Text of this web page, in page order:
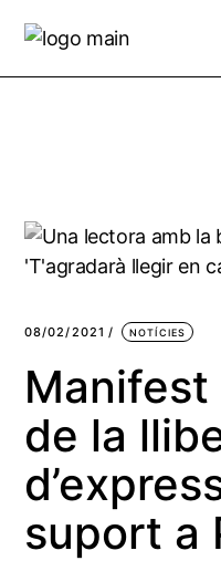
the
08/02/2021 NOTÍCIES
Manifest
de la
suport a